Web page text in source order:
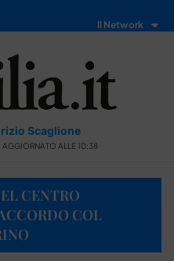
Il Network
Scaglione
ALLE 10:38
CENTRO
COL